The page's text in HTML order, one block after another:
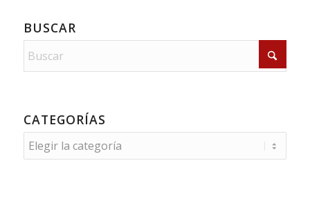
BUSCAR
CATEGORÍAS
Categorías